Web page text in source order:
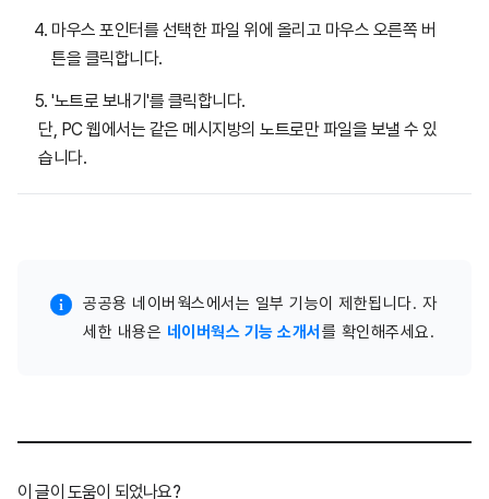
마우스 포인터를 선택한 파일 위에 올리고 마우스 오른쪽 버
튼을 클릭합니다.
'노트로 보내기'를 클릭합니다.
단, PC 웹에서는 같은 메시지방의 노트로만 파일을 보낼 수 있
습니다.
공공용 네이버웍스에서는 일부 기능이 제한됩니다. 자
세한 내용은 네이버웍스 기능 소개서 를 확인해주세요.
이 글이 도움이 되었나요?